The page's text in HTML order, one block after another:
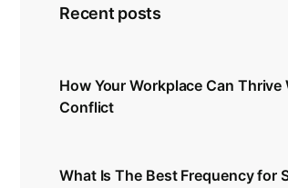
Recent posts
How Your Workplace Can Thrive
Conflict
What Is The Best Frequency for